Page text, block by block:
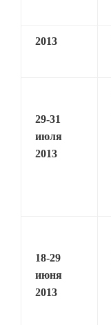
2013
29-31
июля
2013
18-29
июня
2013